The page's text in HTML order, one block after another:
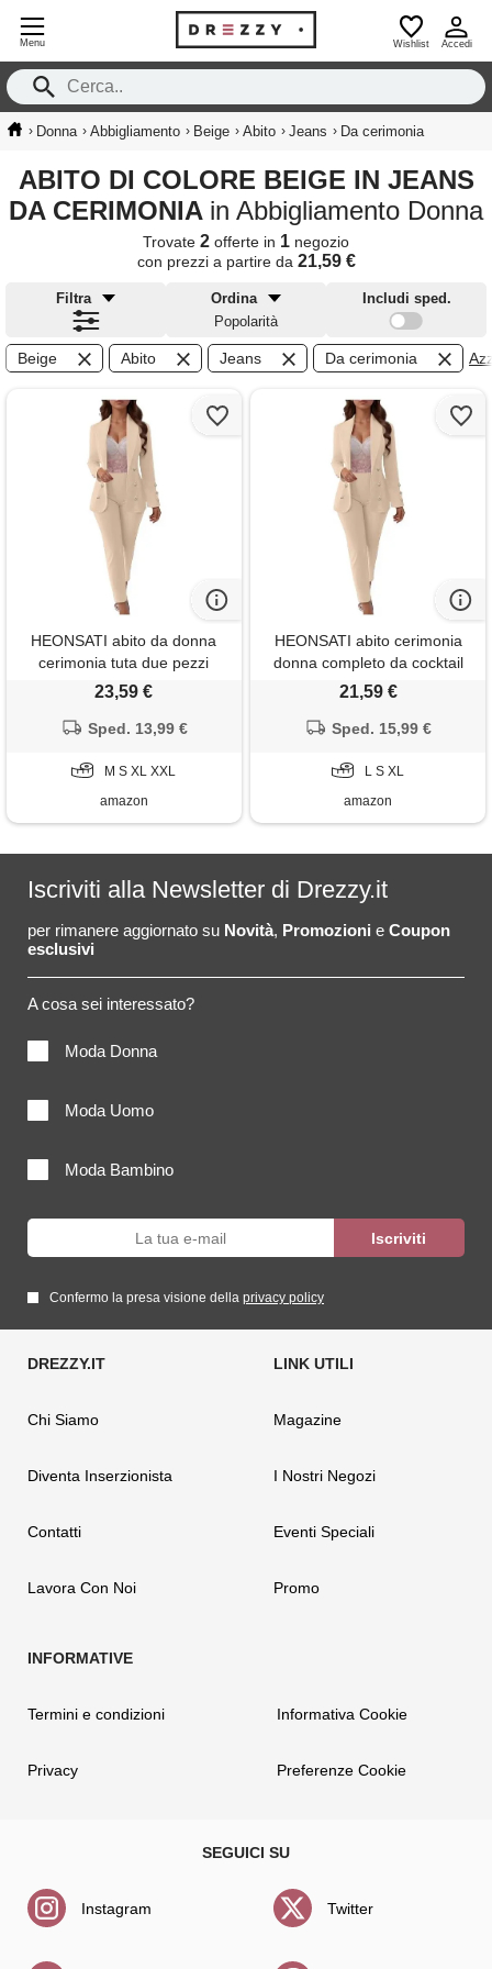
Menu Wishlist Accedi
› Donna › Abbigliamento › Beige › Abito › Jeans › Da cerimonia
ABITO DI COLORE BEIGE IN JEANS
DA CERIMONIA in Abbigliamento Donna
Trovate 2 offerte in 1 negozio
con prezzi a partire da 21,59 €
Filtra
Ordina
Popolarità
Includi sped.
Beige Abito Jeans Da cerimonia
HEONSATI abito da donna
cerimonia tuta due pezzi
eleganti manica lunga
davanti colletto slim fit set
tailleur da cerimonia curvy per
matrimoni e feste
23,59 €
Sped. 13,99 €
M S XL XXL
amazon
HEONSATI abito cerimonia
donna completo da cocktail
aperto davanti colletto
lunga con bottoni set due
complete da cerimonia taglie
forti per sera party
21,59 €
Sped. 15,99 €
L S XL
amazon
Iscriviti alla Newsletter di Drezzy.it
per rimanere aggiornato su Novità, Promozioni e Coupon
esclusivi
A cosa sei interessato?
Moda Donna
Moda Uomo
Moda Bambino
Confermo la presa visione della privacy policy
Chi Siamo
Diventa Inserzionista
Contatti
Lavora Con Noi
Magazine
I Nostri Negozi
Eventi Speciali
Promo
Termini e condizioni
Privacy
Informativa Cookie
Preferenze Cookie
Instagram Twitter